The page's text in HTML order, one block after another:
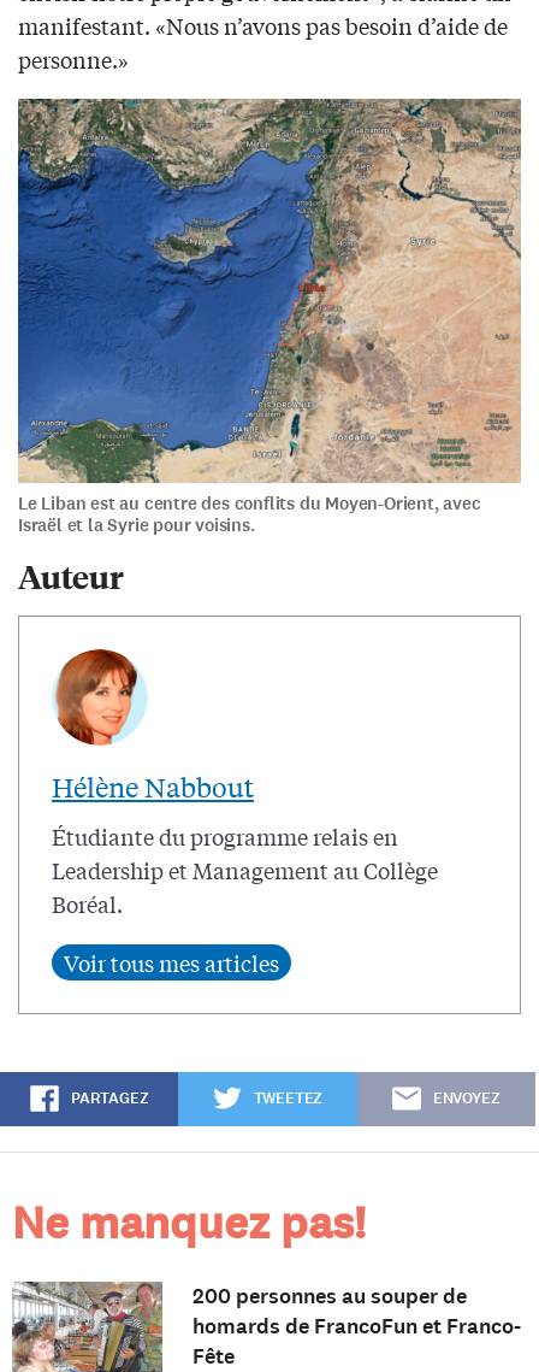
manifestant. «Nous n’avons pas besoin d’aide de
personne.»
Le Liban est au centre des conflits du Moyen-Orient, avec
Israël et la Syrie pour voisins.
Auteur
Hélène Nabbout
Étudiante du programme relais en
Leadership et Management au Collège
Boréal.
PARTAGEZ TWEETEZ ENVOYEZ
Ne manquez pas!
200 personnes au souper de
homards de FrancoFun et Franco-
Fête